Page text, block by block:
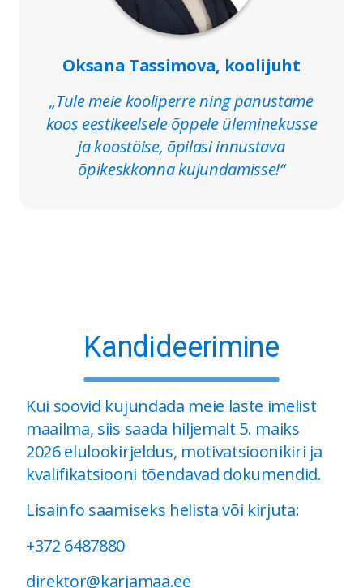
Oksana Tassimova, koolijuht
„Tule meie kooliperre ning panustame
koos eestikeelsele õppele üleminekusse
ja koostöise, õpilasi innustava
õpikeskkonna kujundamisse!“
Kandideerimine
Kui soovid kujundada meie laste imelist
maailma, siis saada hiljemalt 5. maiks
2026 elulookirjeldus, motivatsioonikiri ja
kvalifikatsiooni tõendavad dokumendid.
Lisainfo saamiseks helista või kirjuta:
+372 6487880
direktor@karjamaa.ee